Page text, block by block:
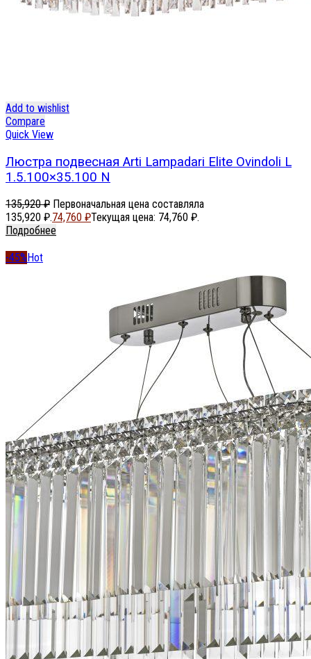
Add to wishlist
Compare
Quick View
Люстра подвесная Arti Lampadari Elite Ovindoli L
1.5.100×35.100 N​
135,920₽ Первоначальная цена составляла
135,920 ₽.74,760 ₽Текущая цена: 74,760 ₽.
Подробнее
-45% Hot